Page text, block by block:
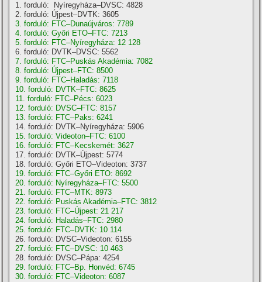
1. forduló: Nyí­regyháza–DVSC: 4828
2. forduló: Újpest–DVTK: 3605
3. forduló: FTC–Dunaújváros: 7789
4. forduló: Győri ETO–FTC: 7213
5. forduló: FTC–Nyí­regyháza: 12 128
6. forduló: DVTK–DVSC: 5562
7. forduló: FTC–Puskás Akadémia: 7082
8. forduló: Újpest–FTC: 8500
9. forduló: FTC–Haladás: 7118
10. forduló: DVTK–FTC: 8625
11. forduló: FTC–Pécs: 6023
12. forduló: DVSC–FTC: 8157
13. forduló: FTC–Paks: 6241
14. forduló: DVTK–Nyí­regyháza: 5906
15. forduló: Videoton–FTC: 6100
16. forduló: FTC–Kecskemét: 3627
17. forduló: DVTK–Újpest: 5774
18. forduló: Győri ETO–Videoton: 3737
19. forduló: FTC–Győri ETO: 8692
20. forduló: Nyí­regyháza–FTC: 5500
21. forduló: FTC–MTK: 8973
22. forduló: Puskás Akadémia–FTC: 3812
23. forduló: FTC–Újpest: 21 217
24. forduló: Haladás–FTC: 2980
25. forduló: FTC–DVTK: 10 114
26. forduló: DVSC–Videoton: 6155
27. forduló: FTC–DVSC: 10 463
28. forduló: DVSC–Pápa: 4254
29. forduló: FTC–Bp. Honvéd: 6745
30. forduló: FTC–Videoton: 6087